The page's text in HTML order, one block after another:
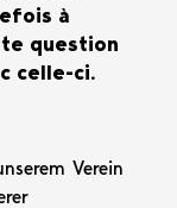
à
question
celle-ci.
Verein